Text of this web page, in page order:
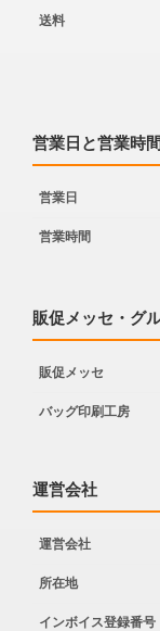
送料
営業日と営業時間
営業日
営業時間
販促メッセ・グ
販促メッセ
バッグ印刷工房
運営会社
運営会社
所在地
インボイス登録番号